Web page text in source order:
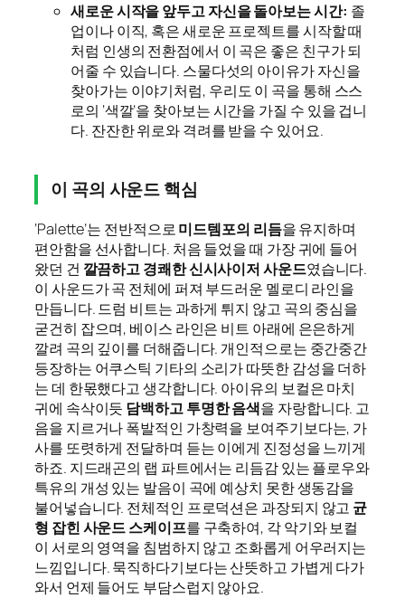
새로운 시작을 앞두고 자신을 돌아보는 시간: 졸
업이나 이직, 혹은 새로운 프로젝트를 시작할 때
처럼 인생의 전환점에서 이 곡은 좋은 친구가 되
어줄 수 있습니다. 스물다섯의 아이유가 자신을
찾아가는 이야기처럼, 우리도 이 곡을 통해 스스
로의 ‘색깔’을 찾아보는 시간을 가질 수 있을 겁니
다. 잔잔한 위로와 격려를 받을 수 있어요.
이 곡의 사운드 핵심
‘Palette’는 전반적으로미드템포의 리듬을 유지하며
편안함을 선사합니다. 처음 들었을 때 가장 귀에 들어
왔던 건 깔끔하고 경쾌한 신시사이저 사운드였습니다.
이 사운드가 곡 전체에 퍼져 부드러운 멜로디 라인을
만듭니다. 드럼 비트는 과하게 튀지 않고 곡의 중심을
굳건히 잡으며, 베이스 라인은 비트 아래에 은은하게
깔려 곡의 깊이를 더해줍니다. 개인적으로는 중간중간
등장하는 어쿠스틱 기타의 소리가 따뜻한 감성을 더하
는 데 한몫했다고 생각합니다. 아이유의 보컬은 마치
귀에 속삭이듯 담백하고 투명한 음색을 자랑합니다. 고
음을 지르거나 폭발적인 가창력을 보여주기보다는, 가
사를 또렷하게 전달하며 듣는 이에게 진정성을 느끼게
하죠. 지드래곤의 랩 파트에서는 리듬감 있는 플로우와
특유의 개성 있는 발음이 곡에 예상치 못한 생동감을
불어넣습니다. 전체적인 프로덕션은 과장되지 않고 균
형 잡힌 사운드 스케이프를 구축하여, 각 악기와 보컬
이 서로의 영역을 침범하지 않고 조화롭게 어우러지는
느낌입니다. 묵직하다기보다는 산뜻하고 가볍게 다가
와서 언제 들어도 부담스럽지 않아요.